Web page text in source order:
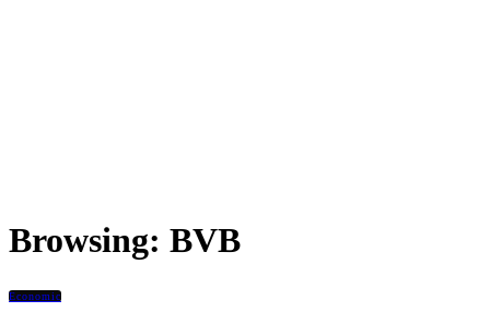
Browsing: BVB
Economic